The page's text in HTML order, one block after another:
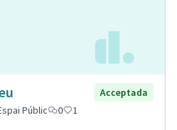
Acceptada
Públic 0 1